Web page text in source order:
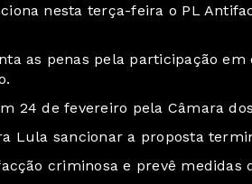
nesta terça-feira o PL
as penas pela participação
24 de fevereiro pela Câmara
Lula sancionar a proposta
criminosa e prevê medidas